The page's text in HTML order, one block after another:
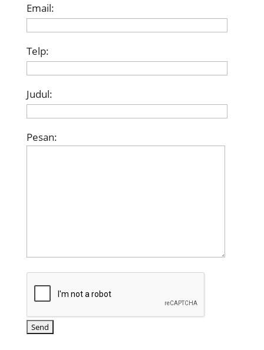
Email:
Telp:
Judul:
Pesan: